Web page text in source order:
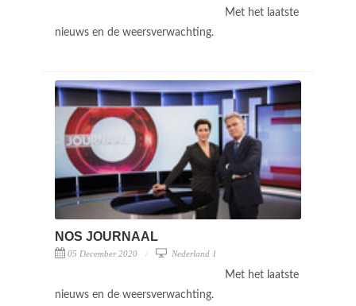
Met het laatste
nieuws en de weersverwachting.
NOS JOURNAAL
05 December 2020 Nederland 1
Met het laatste
nieuws en de weersverwachting.